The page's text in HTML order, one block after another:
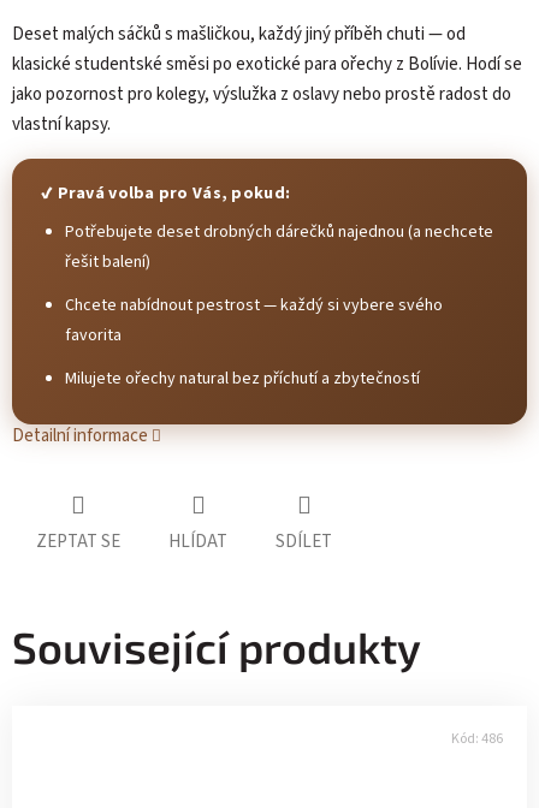
Deset malých sáčků s mašličkou, každý jiný příběh chuti — od
klasické studentské směsi po exotické para ořechy z Bolívie. Hodí se
jako pozornost pro kolegy, výslužka z oslavy nebo prostě radost do
vlastní kapsy.
✔ Pravá volba pro Vás, pokud:
Potřebujete deset drobných dárečků najednou (a nechcete
řešit balení)
Chcete nabídnout pestrost — každý si vybere svého
favorita
Milujete ořechy natural bez příchutí a zbytečností
Detailní informace
ZEPTAT SE HLÍDAT SDÍLET
Související produkty
Kód:486